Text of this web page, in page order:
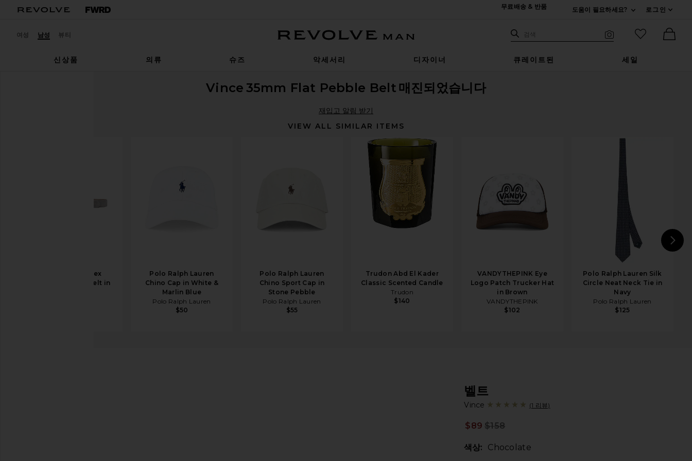
무료배송 & 반품
도움이 필요하세요?
로그인
여성 남성 뷰티 검색하기
검색
즐겨찾기 아
신상품
의류 슈즈 악세서리 디자이너 큐레이트된 세일
Vince 35mm Flat Pebble Belt 매진되었습니다
재입고 알림 받기
VIEW ALL SIMILAR ITEMS
Vince 30mm Alex
Stitched Suede Belt in
Polo Ralph Lauren
Chino Cap in White &
Marlin Blue
Polo Ralph Lauren
$50
Polo Ralph Lauren
Chino Sport Cap in
Stone Pebble
Polo Ralph Lauren
$55
Trudon Abd El Kader
Classic Scented Candle
Trudon
$140
VANDYTHEPINK Eye
Logo Patch Trucker Hat
in Brown
VANDYTHEPINK
$102
Polo Ralph Lauren Silk
Circle Neat Neck Tie in
Navy
Polo Ralph Lauren
$125
벨트
Vince (1 리뷰)
$89 $158
색상: Chocolate